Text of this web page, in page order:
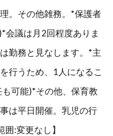
。その他雑務。*保護者
会議は月2回程度ありま
勤務と見なします。*主
行うため、1人になるこ
可能)*その他、保育教
は平日開催。乳児の行
:変更なし】